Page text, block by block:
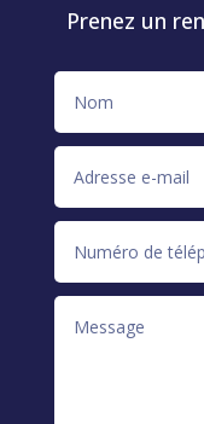
Prenez un